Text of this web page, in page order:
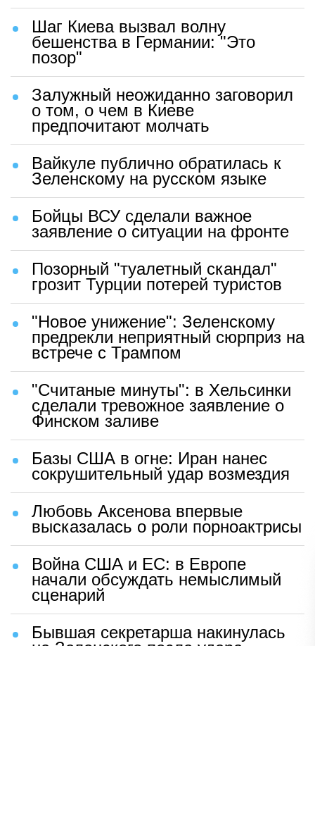
Шаг Киева вызвал волну
бешенства в Германии: "Это
позор"
Залужный неожиданно заговорил
о том, о чем в Киеве
предпочитают молчать
Вайкуле публично обратилась к
Зеленскому на русском языке
Бойцы ВСУ сделали важное
заявление о ситуации на фронте
Позорный "туалетный скандал"
грозит Турции потерей туристов
"Новое унижение": Зеленскому
предрекли неприятный сюрприз на
встрече с Трампом
"Считаные минуты": в Хельсинки
сделали тревожное заявление о
Финском заливе
Базы США в огне: Иран нанес
сокрушительный удар возмездия
Любовь Аксенова впервые
высказалась о роли порноактрисы
Война США и ЕС: в Европе
начали обсуждать немыслимый
сценарий
Бывшая секретарша накинулась
на Зеленского после удара